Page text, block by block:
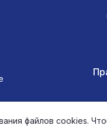
файлов cookies.